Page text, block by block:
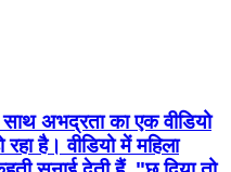
साथ अभद्रता का एक वीडियो
है। वीडियो में महिला